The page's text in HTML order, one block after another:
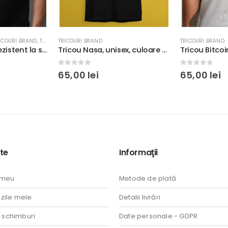
BRAND,TRICOURI CU MESAJ
Tricou Pornhub rezistent la spălări, Unisex, bumbac 100%, Regular Fit, culoare alb/negru
TRICOURI BRAND
Tricou Nasa, unisex, culoare alb/negru, bumbac 100%, regular fit
0 out of 5
65,00 lei
TRICOURI BRAND
0 out of 5
65,00 lei
mele
schimburi
Informaţii
Metode de plată
Detalii livrări
Date personale - GDPR